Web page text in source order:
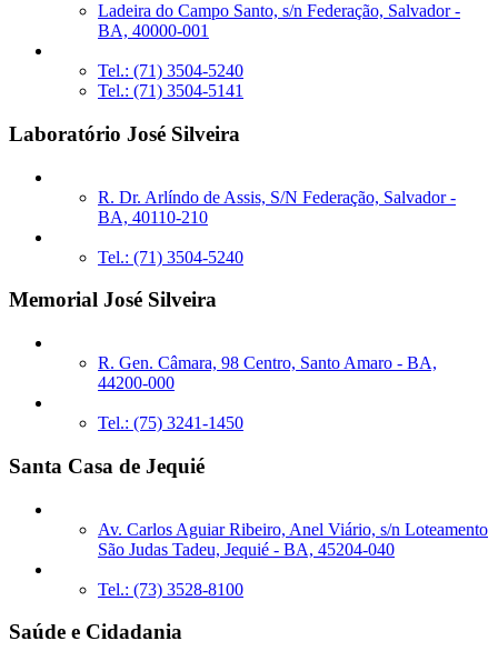
Ladeira do Campo Santo, s/n Federação, Salvador -
BA, 40000-001
Tel.: (71) 3504-5240
Tel.: (71) 3504-5141
Laboratório José Silveira
R. Dr. Arlíndo de Assis, S/N Federação, Salvador -
BA, 40110-210
Tel.: (71) 3504-5240
Memorial José Silveira
R. Gen. Câmara, 98 Centro, Santo Amaro - BA,
44200-000
Tel.: (75) 3241-1450
Santa Casa de Jequié
Av. Carlos Aguiar Ribeiro, Anel Viário, s/n Loteamento
São Judas Tadeu, Jequié - BA, 45204-040
Tel.: (73) 3528-8100
Saúde e Cidadania